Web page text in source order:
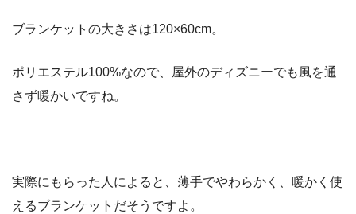
ブランケットの大きさは120×60cm。
ポリエステル100%なので、屋外のディズニーでも風を通
さず暖かいですね。
実際にもらった人によると、薄手でやわらかく、暖かく使
えるブランケットだそうですよ。